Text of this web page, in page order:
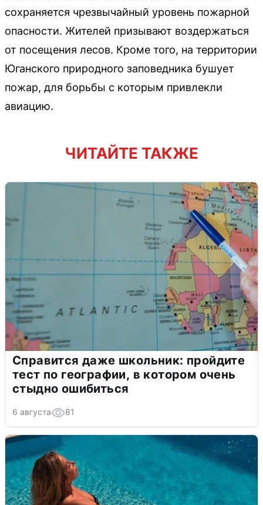
сохраняется чрезвычайный уровень пожарной
опасности. Жителей призывают воздержаться
от посещения лесов. Кроме того, на территории
Юганского природного заповедника бушует
пожар, для борьбы с которым привлекли
авиацию.
ЧИТАЙТЕ ТАКЖЕ
Справится даже школьник: пройдите
тест по географии, в котором очень
стыдно ошибиться
6 августа 81